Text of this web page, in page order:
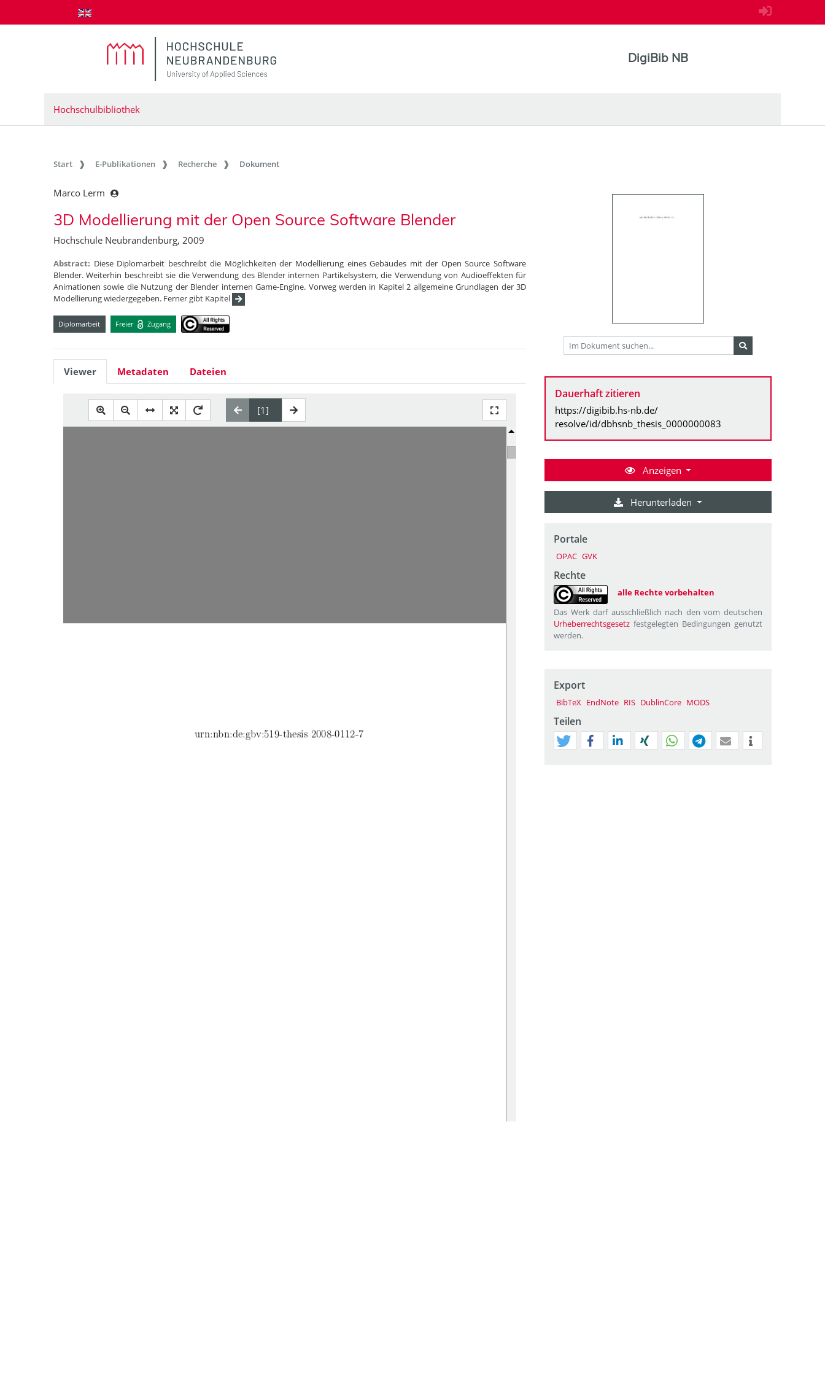
zum Inhalt springen
DigiBib NB
Hochschulbibliothek
Start E-Publikationen Recherche Dokument
Marco Lerm
3D Modellierung mit der Open Source Software Blender
Hochschule Neubrandenburg, 2009
Abstract: Diese Diplomarbeit beschreibt die Möglichkeiten der Modellierung eines Gebäudes mit der Open Source Software
Blender. Weiterhin beschreibt sie die Verwendung des Blender internen Partikelsystem, die Verwendung von Audioeffekten für
Animationen sowie die Nutzung der Blender internen Game-Engine. Vorweg werden in Kapitel 2 allgemeine Grundlagen der 3D
Modellierung wiedergegeben. Ferner gibt Kapitel
Diplomarbeit Freier Zugang
Viewer Metadaten Dateien
urn:nbn:de:gbv:519-thesis 2008-0112-7
Dauerhaft zitieren
https://digibib.hs-nb.de/
resolve/id/dbhsnb_thesis_0000000083
Anzeigen
Herunterladen
Portale
OPAC GVK
Rechte
alle Rechte vorbehalten
Das Werk darf ausschließlich nach den vom deutschen
Urheberrechtsgesetz festgelegten Bedingungen genutzt
werden.
Export
BibTeX EndNote RIS DublinCore MODS
Teilen